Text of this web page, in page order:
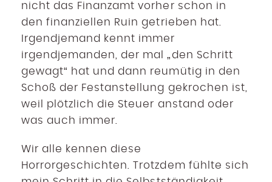
nicht das Finanzamt vorher schon in
den finanziellen Ruin getrieben hat.
Irgendjemand kennt immer
irgendjemanden, der mal „den Schritt
gewagt“ hat und dann reumütig in den
Schoß der Festanstellung gekrochen ist,
weil plötzlich die Steuer anstand oder
was auch immer.
Wir alle kennen diese
Horrorgeschichten. Trotzdem fühlte sich